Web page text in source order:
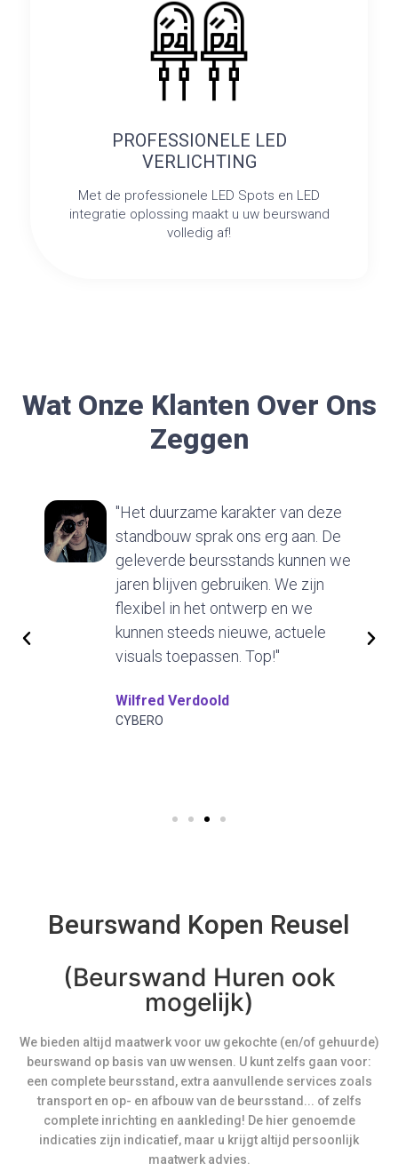
PROFESSIONELE LED
VERLICHTING
Met de professionele LED Spots en LED
integratie oplossing maakt u uw beurswand
volledig af!
Wat Onze Klanten Over Ons
Zeggen
"Het duurzame karakter van deze
standbouw sprak ons erg aan. De
geleverde beursstands kunnen we
jaren blijven gebruiken. We zijn
flexibel in het ontwerp en we
kunnen steeds nieuwe, actuele
visuals toepassen. Top!"
Wilfred Verdoold
CYBERO
Beurswand Kopen Reusel
(Beurswand Huren ook
mogelijk)
We bieden altijd maatwerk voor uw gekochte (en/of gehuurde)
beurswand op basis van uw wensen. U kunt zelfs gaan voor:
een complete beursstand, extra aanvullende services zoals
transport en op- en afbouw van de beursstand... of zelfs
complete inrichting en aankleding! De hier genoemde
indicaties zijn indicatief, maar u krijgt altijd persoonlijk
maatwerk advies.